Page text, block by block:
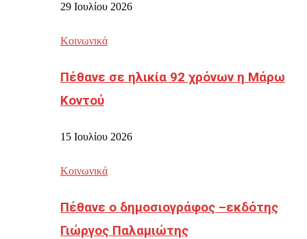
29 Ιουλίου 2026
Κοινωνικά
Πέθανε σε ηλικία 92 χρόνων η Μάρω
Κοντού
15 Ιουλίου 2026
Κοινωνικά
Πέθανε ο δημοσιογράφος –εκδότης
Γιώργος Παλαμιώτης